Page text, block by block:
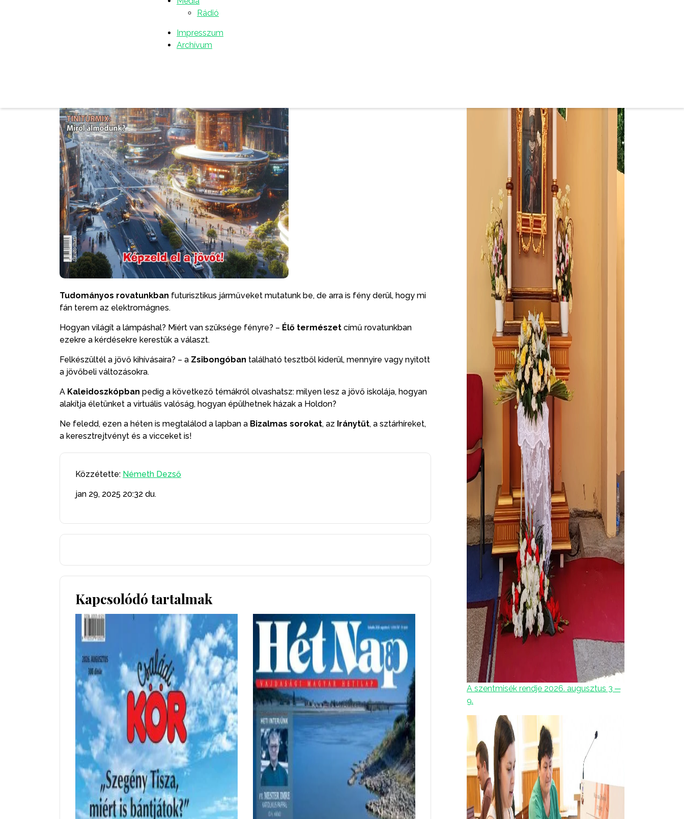
Rádió
Impresszum
Archívum
Tudományos rovatunkban futurisztikus járműveket mutatunk be, de arra is fény derül, hogy mi
fán terem az elektromágnes.
Hogyan világít a lámpáshal? Miért van szüksége fényre? – Élő természet című rovatunkban
ezekre a kérdésekre kerestük a választ.
Felkészültél a jövő kihívásaira? – a Zsibongóban található tesztből kiderül, mennyire vagy nyitott
a jövőbeli változásokra.
A Kaleidoszkópban pedig a következő témákról olvashatsz: milyen lesz a jövő iskolája, hogyan
alakítja életünket a virtuális valóság, hogyan épülhetnek házak a Holdon?
Ne feledd, ezen a héten is megtalálod a lapban a Bizalmas sorokat, az Iránytűt, a sztárhíreket,
a keresztrejtvényt és a vicceket is!
Közzétette: Németh Dezső
jan 29, 2025 20:32 du.
Kapcsolódó tartalmak
A szentmisék rendje 2026. augusztus 3 ─
9.